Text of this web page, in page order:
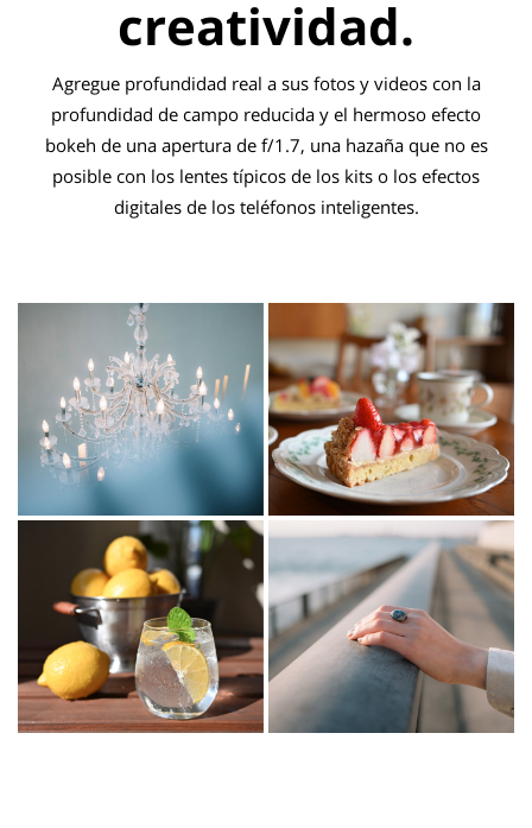
creatividad.
Agregue profundidad real a sus fotos y videos con la
profundidad de campo reducida y el hermoso efecto
bokeh de una apertura de f/1.7, una hazaña que no es
posible con los lentes típicos de los kits o los efectos
digitales de los teléfonos inteligentes.